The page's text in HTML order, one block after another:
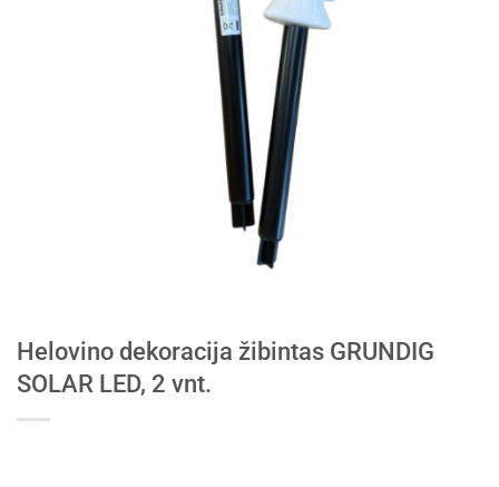
Helovino dekoracija žibintas GRUNDIG
SOLAR LED, 2 vnt.